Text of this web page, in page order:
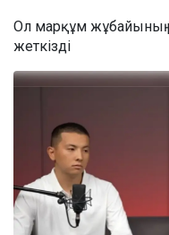
Ол марқұм
жеткізді